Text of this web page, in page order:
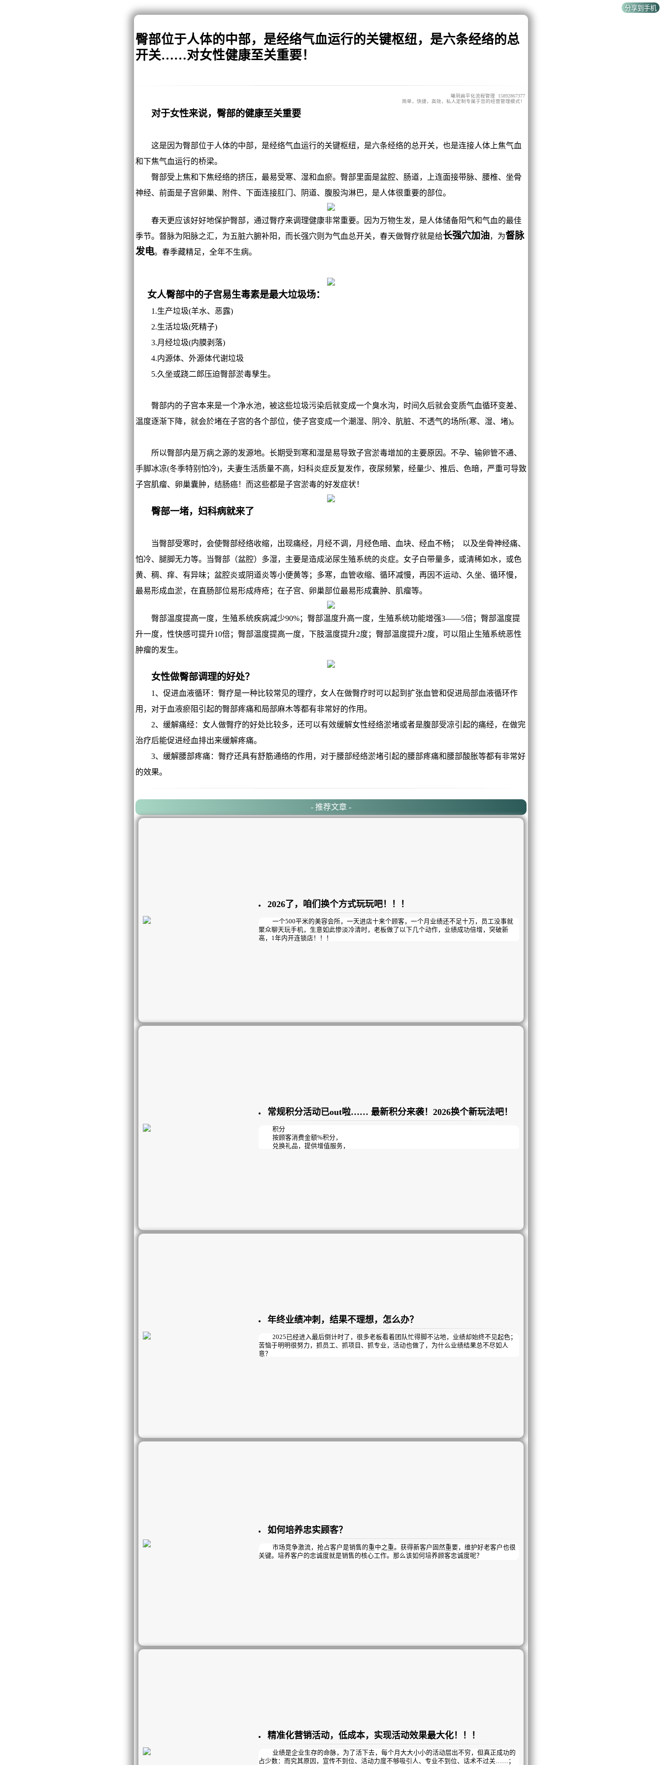
臀部位于人体的中部，是经络气血运行的关键枢纽，是六条经络的总
开关……对女性健康至关重要！
曦玥扁平化流程管理 15892867377
简单，快捷，高效，私人定制专属于您的经营管理模式！
对于女性来说，臀部的健康至关重要
这是因为臀部位于人体的中部，是经络气血运行的关键枢纽，是六条经络的总开关，也是连接人体上焦气血
和下焦气血运行的桥梁。
臀部受上焦和下焦经络的挤压，最易受寒、湿和血瘀。臀部里面是盆腔、肠道，上连面接带脉、腰椎、坐骨
神经、前面是子宫卵巢、附件、下面连接肛门、阴道、腹股沟淋巴，是人体很重要的部位。
春天更应该好好地保护臀部，通过臀疗来调理健康非常重要。因为万物生发，是人体储备阳气和气血的最佳
季节。督脉为阳脉之汇，为五脏六腑补阳，而长强穴则为气血总开关，春天做臀疗就是给长强穴加油，为督脉
发电。春季藏精足，全年不生病。
女人臀部中的子宫易生毒素是最大垃圾场：
1.生产垃圾(羊水、恶露)
2.生活垃圾(死精子)
3.月经垃圾(内膜剥落)
4.内源体、外源体代谢垃圾
5.久坐或跷二郎压迫臀部淤毒孳生。
臀部内的子宫本来是一个净水池，被这些垃圾污染后就变成一个臭水沟，时间久后就会变质气血循环变差、
温度逐渐下降，就会於堵在子宫的各个部位，使子宫变成一个潮湿、阴冷、肮脏、不透气的场所(寒、湿、堵)。
所以臀部内是万病之源的发源地。长期受到寒和湿是易导致子宫淤毒增加的主要原因。不孕、输卵管不通、
手脚冰凉(冬季特别怕冷)，夫妻生活质量不高，妇科炎症反复发作，夜尿频繁，经量少、推后、色暗，严重可导致
子宫肌瘤、卵巢囊肿，结肠癌！而这些都是子宫淤毒的好发症状！
臀部一堵，妇科病就来了
当臀部受寒时，会使臀部经络收缩，出现痛经，月经不调，月经色暗、血块、经血不畅； 以及坐骨神经痛、
怕冷、腿脚无力等。当臀部（盆腔）多湿，主要是造成泌尿生殖系统的炎症。女子白带量多，或清稀如水，或色
黄、稠、痒、有异味；盆腔炎或阴道炎等小便黄等；多寒，血管收缩、循环减慢，再因不运动、久坐、循环慢，
最易形成血淤，在直肠部位易形成痔疮；在子宫、卵巢部位最易形成囊肿、肌瘤等。
臀部温度提高一度，生殖系统疾病减少90%；臀部温度升高一度，生殖系统功能增强3——5倍；臀部温度提
升一度，性快感可提升10倍；臀部温度提高一度，下肢温度提升2度；臀部温度提升2度，可以阻止生殖系统恶性
肿瘤的发生。
女性做臀部调理的好处？
1、促进血液循环：臀疗是一种比较常见的理疗，女人在做臀疗时可以起到扩张血管和促进局部血液循环作
用，对于血液瘀阻引起的臀部疼痛和局部麻木等都有非常好的作用。
2、缓解痛经：女人做臀疗的好处比较多，还可以有效缓解女性经络淤堵或者是腹部受凉引起的痛经，在做完
治疗后能促进经血排出来缓解疼痛。
3、缓解腰部疼痛：臀疗还具有舒筋通络的作用，对于腰部经络淤堵引起的腰部疼痛和腰部酸胀等都有非常好
的效果。
- 推荐文章 -
2026了，咱们换个方式玩玩吧！！！
一个500平米的美容会所，一天进店十来个顾客，一个月业绩还不足十万，员工没事就
聚众聊天玩手机，生意如此惨淡冷清时，老板做了以下几个动作，业绩成功倍增，突破新
高，1年内开连锁店！！！
常规积分活动已out啦…… 最新积分来袭！2026换个新玩法吧！
积分
按顾客消费金额%积分，
兑换礼品，提供增值服务，
年终业绩冲刺，结果不理想，怎么办？
2025已经进入最后倒计时了，很多老板看着团队忙得脚不沾地，业绩却始终不见起色；
苦恼于明明很努力，抓员工、抓项目、抓专业，活动也做了，为什么业绩结果总不尽如人
意？
如何培养忠实顾客？
市场竞争激流，抢占客户是销售的重中之重。获得新客户固然重要，维护好老客户也很
关键。培养客户的忠诚度就是销售的核心工作。那么该如何培养顾客忠诚度呢？
精准化营销活动，低成本，实现活动效果最大化！！！
业绩是企业生存的命脉，为了活下去，每个月大大小小的活动层出不穷，但真正成功的
占少数：而究其原因，宣传不到位、活动力度不够吸引人、专业不到位、话术不过关……；